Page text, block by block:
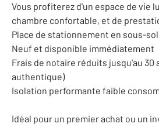
Vous profiterez d'un espace de vie
chambre confortable, et de
Place de stationnement en sous-
Neuf et disponible immédiatement
Frais de notaire réduits jusqu'au 30
authentique)
Isolation performante faible
Idéal pour un premier achat ou un